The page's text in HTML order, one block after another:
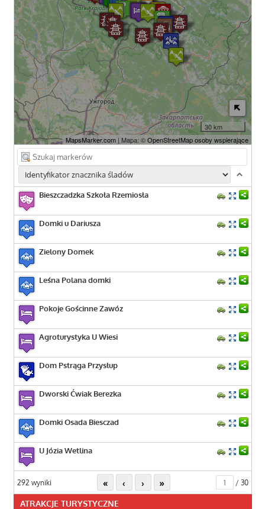
30 km
MapsMarker.com| Mapa: ©OpenStreetMap osoby wspierające
Bieszczadzka Szkoła Rzemiosła
Domki u Dariusza
Zielony Domek
Leśna Polana domki
Pokoje Gościnne Zawóz
Agroturystyka U Wiesi
Dom Pstrąga Przysłup
Dworski Ćwiak Berezka
Domki Osada Biesczad
U Józia Wetlina
292 wyniki « ‹ › » / 30
ATRAKCJE TURYSTYCZNE